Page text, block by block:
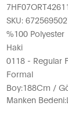
SKU:
%100 Polyester
Haki
0118 - Regular
Formal
Boy:188Cm /
Manken